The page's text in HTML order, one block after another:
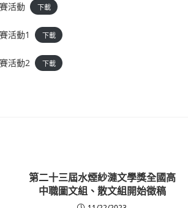
活動 下載
活動1 下載
活動2 下載
第二十三屆水煙紗漣文學獎全國高
中職圖文組、散文組開始徵稿